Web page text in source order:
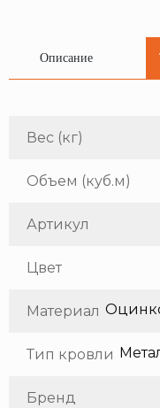
Описание
Вес (кг)
Объем (куб.м)
Артикул
Цвет
Материал
Тип кровли
Бренд